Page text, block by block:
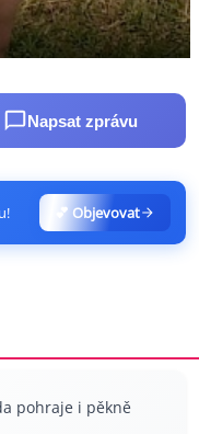
Napsat zprávu
💕 Objevovat
pohraje i pěkně